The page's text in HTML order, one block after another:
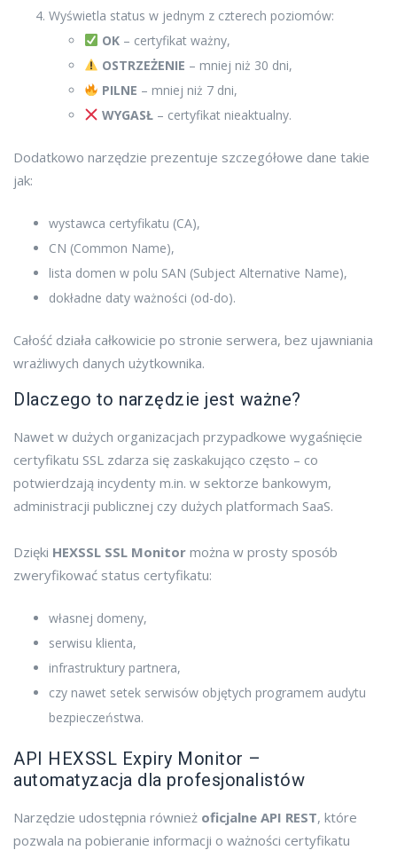
Wyświetla status w jednym z czterech poziomów:
OK– certyfikat ważny,
OSTRZEŻENIE – mniej niż 30 dni,
PILNE – mniej niż 7 dni,
WYGASŁ– certyfikat nieaktualny.
Dodatkowo narzędzie prezentuje szczegółowe dane takie
jak:
wystawca certyfikatu (CA),
CN (Common Name),
lista domen w polu SAN (Subject Alternative Name),
dokładne daty ważności (od-do).
Całość działa całkowicie po stronie serwera, bez ujawniania
wrażliwych danych użytkownika.
Dlaczego to narzędzie jest ważne?
Nawet w dużych organizacjach przypadkowe wygaśnięcie
certyfikatu SSL zdarza się zaskakująco często – co
potwierdzają incydenty m.in. w sektorze bankowym,
administracji publicznej czy dużych platformach SaaS.
Dzięki HEXSSL SSL Monitor można w prosty sposób
zweryfikować status certyfikatu:
własnej domeny,
serwisu klienta,
infrastruktury partnera,
czy nawet setek serwisów objętych programem audytu
bezpieczeństwa.
API HEXSSL Expiry Monitor –
automatyzacja dla profesjonalistów
Narzędzie udostępnia również oficjalne API REST, które
pozwala na pobieranie informacji o ważności certyfikatu